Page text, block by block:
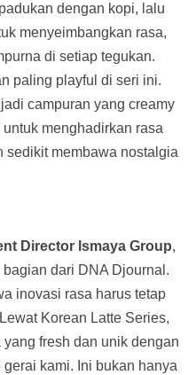
dengan kopi, lalu
menyeimbangkan rasa,
di setiap tegukan.
paling playful di seri ini.
campuran yang creamy
menghadirkan rasa
sedikit membawa nostalgia
Director Ismaya Group,
dari DNA Djournal.
inovasi rasa harus tetap
Korean Latte Series,
fresh dan unik dengan
kami. Ini bukan hanya